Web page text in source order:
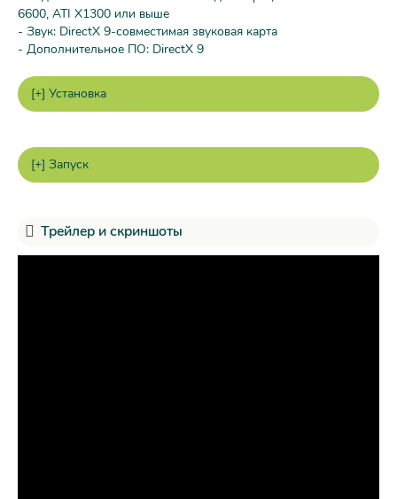
6600, ATI X1300 или выше
- Звук: DirectX 9-совместимая звуковая карта
- Дополнительное ПО: DirectX 9
Трейлер и скриншоты